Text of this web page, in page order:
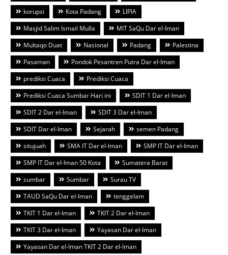
korupsi
Kota Padang
LIPIA
Masjid Salim Ismail Mulla
MIT SaQu Dar el-Iman
Multaqo Duat
Nasional Padang
Palestina
Pasaman
Pondok Pesantren Putra Dar el-Iman
prediksi Cuaca
Prediksi Cuaca
Prediksi Cuaca Sumbar Hari ini
SDIT 1 Dar el-Iman
SDIT 2 Dar el-Iman
SDIT 3 Dar el-Iman
SDIT Dar el-Iman
Sejarah
semen Padang
situjuah
SMA IT Dar el-Iman
SMP IT Dar el-Iman
SMP IT Dar el-Iman 50 Kota
Sumatera Barat
sumbar
Sumbar
Surau TV
TAUD SaQu Dar el-Iman
tenggelam
TKIT 1 Dar el-Iman
TKIT 2 Dar el-Iman
TKIT 3 Dar el-Iman
Yayasan Dar el-Iman
Yayasan Dar el-Iman TKIT 2 Dar el-Iman